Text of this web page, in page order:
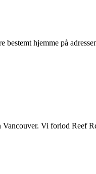
hjemme på
Vi forlod Reef